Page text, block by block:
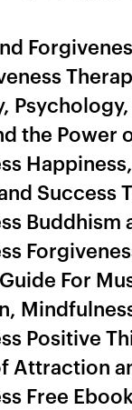
the Power
Happiness,
Success
Buddhism
For
Positive
Attraction
Free